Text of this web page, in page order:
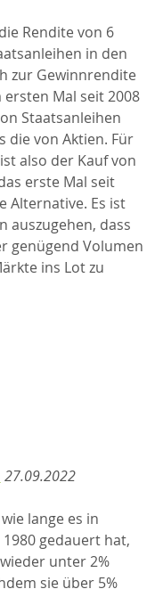
Rendite von 6
in den
zur Gewinnrendite
Mal seit 2008
Staatsanleihen
die von Aktien. Für
also der Kauf von
erste Mal seit
Alternative. Es ist
auszugehen, dass
genügend Volumen
ins Lot zu
27.09.2022
lange es in
gedauert hat,
unter 2%
sie über 5%